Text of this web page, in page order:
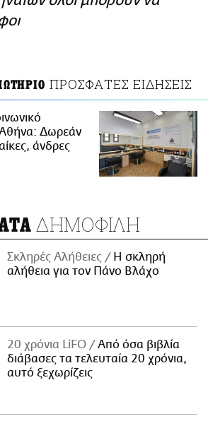
ΠΡΟΣΦΑΤΕΣ ΕΙΔΗΣΕΙΣ
Δωρεάν
άνδρες
ΔΗΜΟΦΙΛΗ
Σκληρές Αλήθειες
H σκληρή
αλήθεια για τον Πάνο Βλάχο
20 χρόνια LiFO
Από όσα βιβλία
διάβασες τα τελευταία 20 χρόνια,
αυτό ξεχωρίζεις